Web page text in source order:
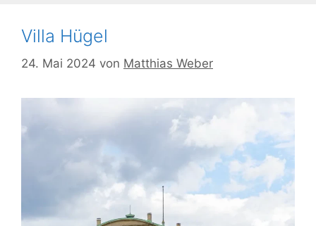
Villa Hügel
24. Mai 2024 von Matthias Weber